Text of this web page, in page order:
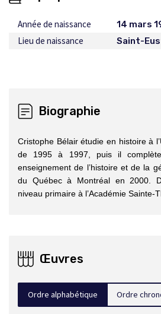
Année de naissance 14 mars
Lieu de naissance Saint-
Biographie
Cristophe Bélair étudie en histoire à
de 1995 à 1997, puis il
enseignement de l’histoire et de la
du Québec à Montréal en 2000.
niveau primaire à l’Académie Sainte-
Œuvres
Ordre alphabétique Ordre